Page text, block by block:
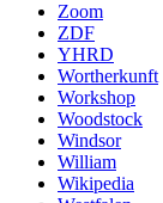
Zoom
ZDF
YHRD
Wortherkunft
Workshop
Woodstock
Windsor
William
Wikipedia